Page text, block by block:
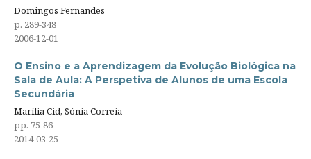
Domingos Fernandes
p. 289-348
2006-12-01
O Ensino e a Aprendizagem da Evolução Biológica na
Sala de Aula: A Perspetiva de Alunos de uma Escola
Secundária
Marília Cid, Sónia Correia
pp. 75-86
2014-03-25